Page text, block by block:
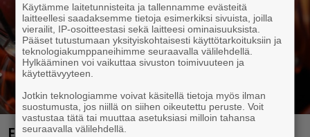
Käytämme laitetunnisteita ja tallennamme evästeitä
laitteellesi saadaksemme tietoja esimerkiksi sivuista, joilla
vierailit, IP-osoitteestasi sekä laitteesi ominaisuuksista.
Pääset tutustumaan yksityiskohtaisesti käyttötarkoituksiin ja
teknologiakumppaneihimme seuraavalla välilehdellä.
Hylkääminen voi vaikuttaa sivuston toimivuuteen ja
käytettävyyteen.
Jotkin teknologiamme voivat käsitellä tietoja myös ilman
suostumusta, jos niillä on siihen oikeutettu peruste. Voit
vastustaa tätä tai muuttaa asetuksiasi milloin tahansa
seuraavalla välilehdellä.